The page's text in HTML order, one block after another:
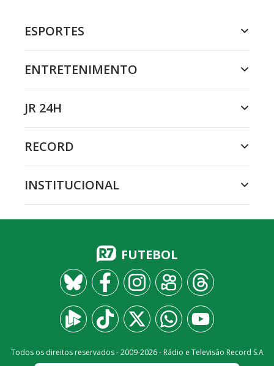
ESPORTES
ENTRETENIMENTO
JR 24H
RECORD
INSTITUCIONAL
FUTEBOL
Todos os direitos reservados - 2009-2026- Rádio e Televisão Record S.A